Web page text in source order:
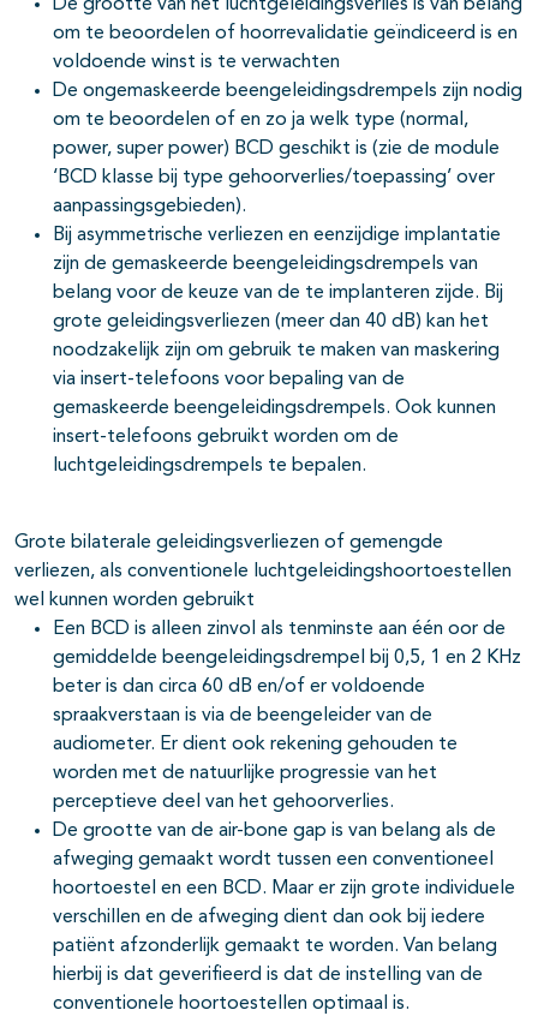
De grootte van het luchtgeleidingsverlies is van belang
om te beoordelen of hoorrevalidatie geïndiceerd is en
voldoende winst is te verwachten
De ongemaskeerde beengeleidingsdrempels zijn nodig
om te beoordelen of en zo ja welk type (normal,
power, super power) BCD geschikt is (zie de module
‘BCD klasse bij type gehoorverlies/toepassing’ over
aanpassingsgebieden).
Bij asymmetrische verliezen en eenzijdige implantatie
zijn de gemaskeerde beengeleidingsdrempels van
belang voor de keuze van de te implanteren zijde. Bij
grote geleidingsverliezen (meer dan 40 dB) kan het
noodzakelijk zijn om gebruik te maken van maskering
via insert-telefoons voor bepaling van de
gemaskeerde beengeleidingsdrempels. Ook kunnen
insert-telefoons gebruikt worden om de
luchtgeleidingsdrempels te bepalen.
Grote bilaterale geleidingsverliezen of gemengde
verliezen, als conventionele luchtgeleidingshoortoestellen
wel kunnen worden gebruikt
Een BCD is alleen zinvol als tenminste aan één oor de
gemiddelde beengeleidingsdrempel bij 0,5, 1 en 2 KHz
beter is dan circa 60 dB en/of er voldoende
spraakverstaan is via de beengeleider van de
audiometer. Er dient ook rekening gehouden te
worden met de natuurlijke progressie van het
perceptieve deel van het gehoorverlies.
De grootte van de air-bone gap is van belang als de
afweging gemaakt wordt tussen een conventioneel
hoortoestel en een BCD. Maar er zijn grote individuele
verschillen en de afweging dient dan ook bij iedere
patiënt afzonderlijk gemaakt te worden. Van belang
hierbij is dat geverifieerd is dat de instelling van de
conventionele hoortoestellen optimaal is.